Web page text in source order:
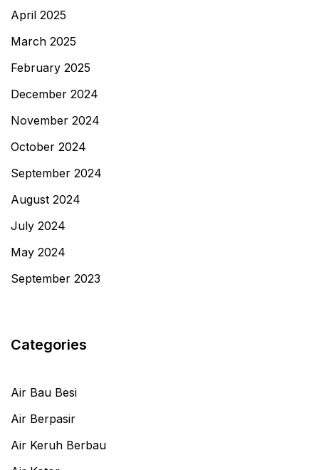
April 2025
March 2025
February 2025
December 2024
November 2024
October 2024
September 2024
August 2024
July 2024
May 2024
September 2023
Categories
Air Bau Besi
Air Berpasir
Air Keruh Berbau